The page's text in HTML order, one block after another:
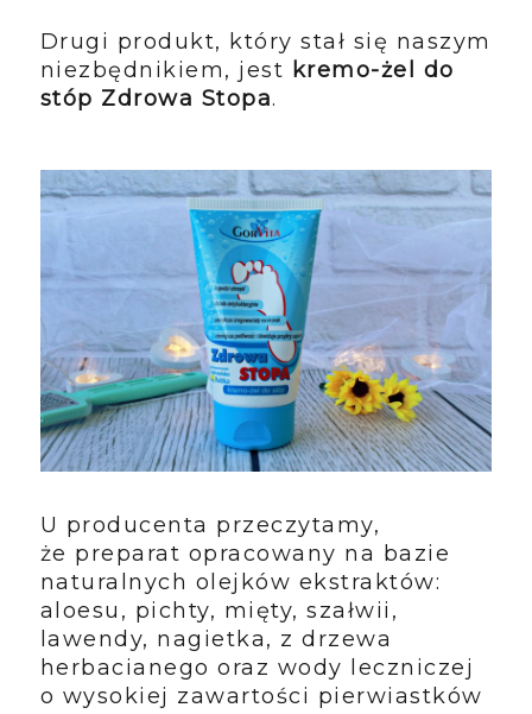
Drugi produkt, który stał się naszym
niezbędnikiem, jest kremo-żel do
stóp Zdrowa Stopa.
U producenta przeczytamy,
że preparat opracowany na bazie
naturalnych olejków ekstraktów:
aloesu, pichty, mięty, szałwii,
lawendy, nagietka, z drzewa
herbacianego oraz wody leczniczej
o wysokiej zawartości pierwiastków